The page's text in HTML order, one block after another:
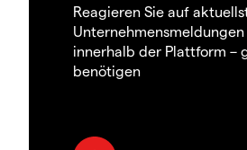
Reagieren Sie auf
innerhalb der Plattform –
benötigen